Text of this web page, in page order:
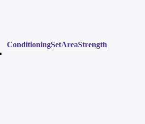
ConditioningSetAreaStrength